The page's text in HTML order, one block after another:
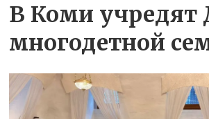
В Коми учредят
многодетной